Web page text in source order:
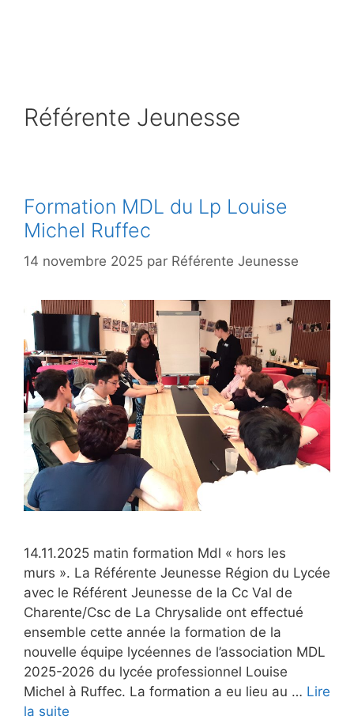
Référente Jeunesse
Formation MDL du Lp Louise
Michel Ruffec
14 novembre 2025 par Référente Jeunesse
14.11.2025 matin formation Mdl « hors les
murs ». La Référente Jeunesse Région du Lycée
avec le Référent Jeunesse de la Cc Val de
Charente/Csc de La Chrysalide ont effectué
ensemble cette année la formation de la
nouvelle équipe lycéennes de l’association MDL
2025-2026 du lycée professionnel Louise
Michel à Ruffec. La formation a eu lieu au … Lire
la suite